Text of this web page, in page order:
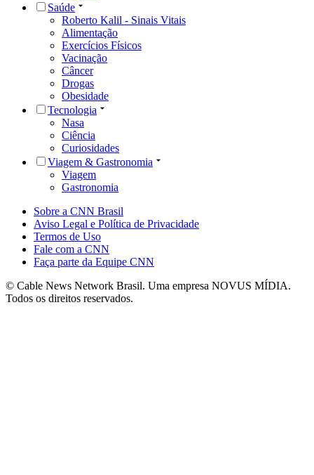
Saúde
Roberto Kalil - Sinais Vitais
Alimentação
Exercícios Físicos
Vacinação
Câncer
Drogas
Obesidade
Tecnologia
Nasa
Ciência
Curiosidades
Viagem & Gastronomia
Viagem
Gastronomia
Sobre a CNN Brasil
Aviso Legal e Política de Privacidade
Termos de Uso
Fale com a CNN
Faça parte da Equipe CNN
© Cable News Network Brasil. Uma empresa NOVUS MÍDIA.
Todos os direitos reservados.